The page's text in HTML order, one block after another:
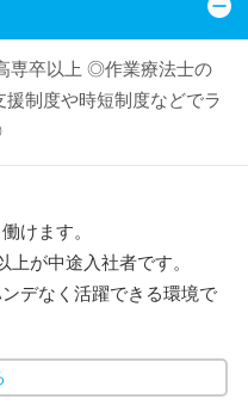
専卒以上 ◎作業療法士の
制度や時短制度などでラ
けます。
が中途入社者です。
デなく活躍できる環境で